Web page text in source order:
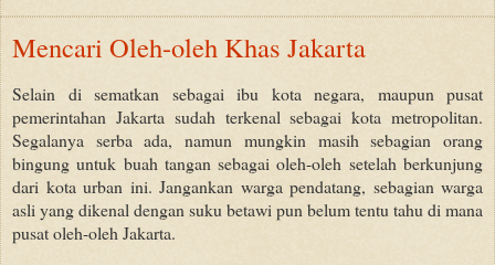
Mencari Oleh-oleh Khas Jakarta
Selain di sematkan sebagai ibu kota negara, maupun pusat
pemerintahan Jakarta sudah terkenal sebagai kota metropolitan.
Segalanya serba ada, namun mungkin masih sebagian orang
bingung untuk buah tangan sebagai oleh-oleh setelah berkunjung
dari kota urban ini. Jangankan warga pendatang, sebagian warga
asli yang dikenal dengan suku betawi pun belum tentu tahu di mana
pusat oleh-oleh Jakarta.